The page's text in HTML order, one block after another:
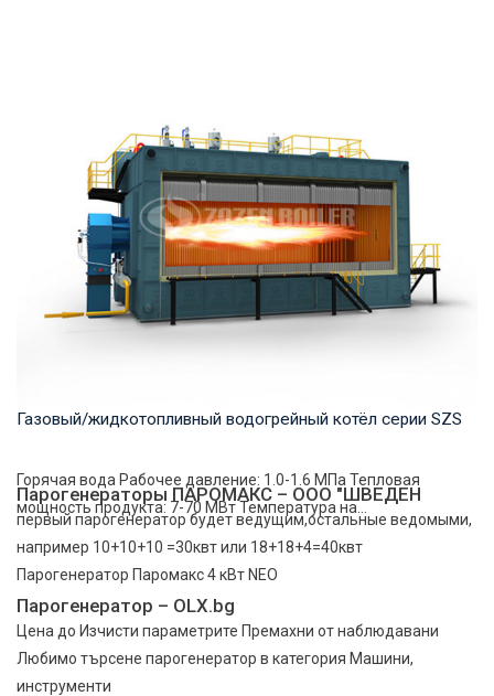
Газовый/жидкотопливный водогрейный котёл серии SZS
Горячая вода Рабочее давление: 1.0-1.6 МПа Тепловая
мощность продукта: 7-70 МВт Температура на...
Парогенераторы ПАРОМАКС – ООО "ШВЕДЕН
первый парогенератор будет ведущим,остальные ведомыми,
например 10+10+10 =30квт или 18+18+4=40квт
Парогенератор Паромакс 4 кВт NEO
Парогенератор – OLX.bg
Цена до Изчисти параметрите Премахни от наблюдавани
Любимо търсене парогенератор в категория Машини,
инструменти